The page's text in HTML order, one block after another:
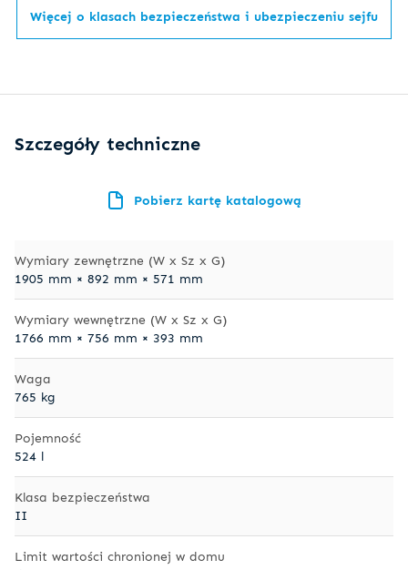
Więcej o klasach bezpieczeństwa i ubezpieczeniu sejfu
Szczegóły techniczne
Pobierz kartę katalogową
Wymiary zewnętrzne (W x Sz x G)
1905 mm × 892 mm × 571 mm
Wymiary wewnętrzne (W x Sz x G)
1766 mm × 756 mm × 393 mm
Waga
765 kg
Pojemność
524 l
Klasa bezpieczeństwa
II
Limit wartości chronionej w domu